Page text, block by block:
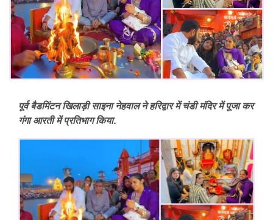
पूर्व बैडमिंटन खिलाड़ी साइना नेहवाल ने हरिद्वार में चंडी मंदिर में पूजा कर
गंगा आरती में प्रतिभाग किया.